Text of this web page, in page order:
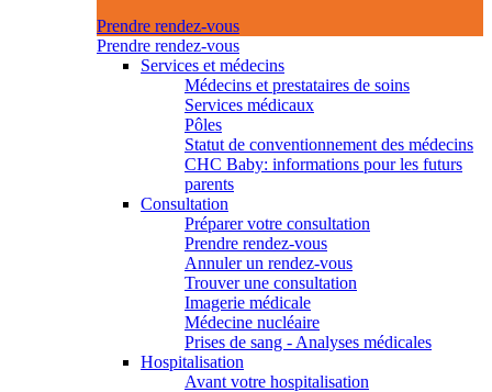
Prendre rendez-vous
Prendre rendez-vous
Services et médecins
Médecins et prestataires de soins
Services médicaux
Pôles
Statut de conventionnement des médecins
CHC Baby: informations pour les futurs
parents
Consultation
Préparer votre consultation
Prendre rendez-vous
Annuler un rendez-vous
Trouver une consultation
Imagerie médicale
Médecine nucléaire
Prises de sang - Analyses médicales
Hospitalisation
Avant votre hospitalisation